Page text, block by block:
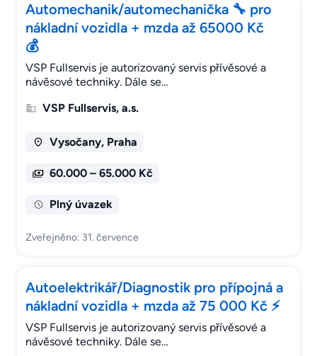
Automechanik/automechanička 🔧 pro
nákladní vozidla + mzda až 65000 Kč
💰
VSP Fullservis je autorizovaný servis přívěsové a
návěsové techniky. Dále se…
VSP Fullservis, a.s.
Vysočany, Praha
60.000 – 65.000 Kč
Plný úvazek
Zveřejněno: 31. července
Autoelektrikář/Diagnostik pro přípojná a
nákladní vozidla + mzda až 75 000 Kč ⚡
VSP Fullservis je autorizovaný servis přívěsové a
návěsové techniky. Dále se…